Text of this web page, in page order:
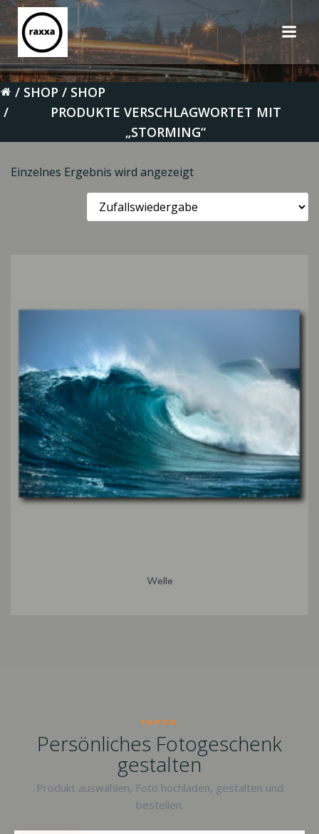
Inhalt
springen
SHOP
SHOP
PRODUKTE VERSCHLAGWORTET MIT
„STORMING“
Einzelnes Ergebnis wird angezeigt
Welle
raxxa
Persönliches Fotogeschenk
gestalten
Produkt auswählen, Foto hochladen, gestalten und
bestellen.